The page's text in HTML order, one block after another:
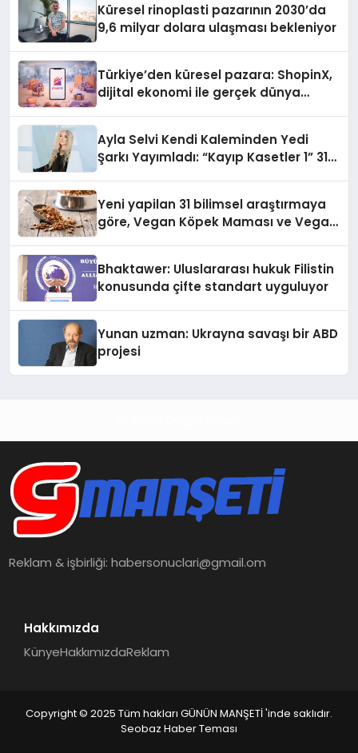
Küresel rinoplasti pazarının 2030’da
9,6 milyar dolara ulaşması bekleniyor
Türkiye’den küresel pazara: ShopinX,
dijital ekonomi ile gerçek dünya
Ayla Selvi Kendi Kaleminden Yedi
Şarkı Yayımladı: “Kayıp Kasetler 1” 31
Yeni yapilan 31 bilimsel araştırmaya
göre, Vegan Köpek Maması ve Vegan
Bhaktawer: Uluslararası hukuk Filistin
konusunda çifte standart uyguluyor
Yunan uzman: Ukrayna savaşı bir ABD
projesi
Reklam & işbirliği:habersonuclari@gmail.om
Hakkımızda
KünyeHakkımızdaReklam
Copyright © 2025 Tüm hakları GÜNÜN MANŞETİ 'inde saklıdır.
Seobaz Haber Teması